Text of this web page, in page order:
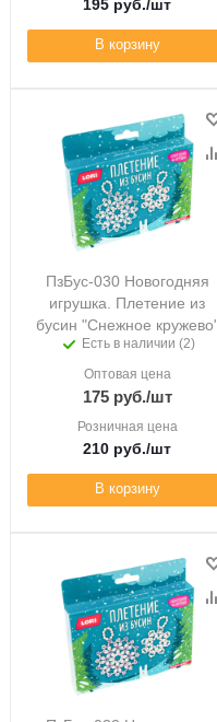
195 руб./шт
В корзину
ПзБус-030 Новогодняя
игрушка. Плетение из
бусин "Снежное
Есть в наличии (2)
Оптовая цена
175руб./шт
Розничная цена
210 руб./шт
В корзину